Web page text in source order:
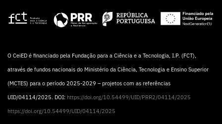
O CeiED é financiado pela Fundação para a Ciência e a Tecnologia, I.P. (FCT),
através de fundos nacionais do Ministério da Ciência, Tecnologia e Ensino Superior
(MCTES) para o período 2025-2029 – projetos com as referências
UID/04114/2025. DOI: https://doi.org/10.54499/UID/PRR2/04114/2025
https://doi.org/10.54499/UID/04114/2025